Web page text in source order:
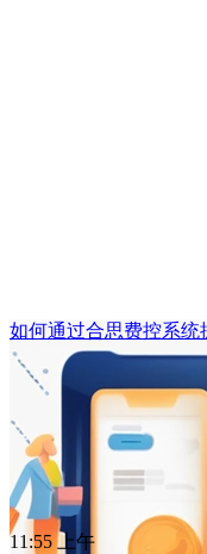
如何通过合思费控系统
11:55 上午